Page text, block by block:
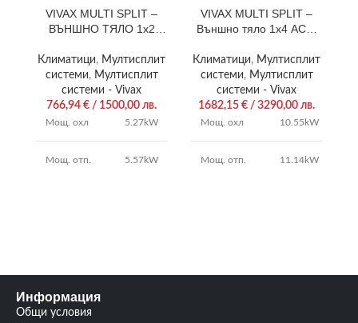
VIVAX MULTI SPLIT –
ВЪНШНО ТЯЛО 1х2
Климатици, Мултисплит
системи, Мултисплит
системи - Vivax
766,94 € / 1500,00 лв.
Мощ. охл 5.27kW
Мощ. отп. 5.57kW
Ръководство:
VIVAX MULTI SPLIT –
Външно тяло 1х4 ACP-
Климатици, Мултисплит
системи, Мултисплит
системи - Vivax
1682,15 € / 3290,00 лв.
Мощ. охл 10.55kW
Мощ. отп. 11.14kW
Информация
Общи условия